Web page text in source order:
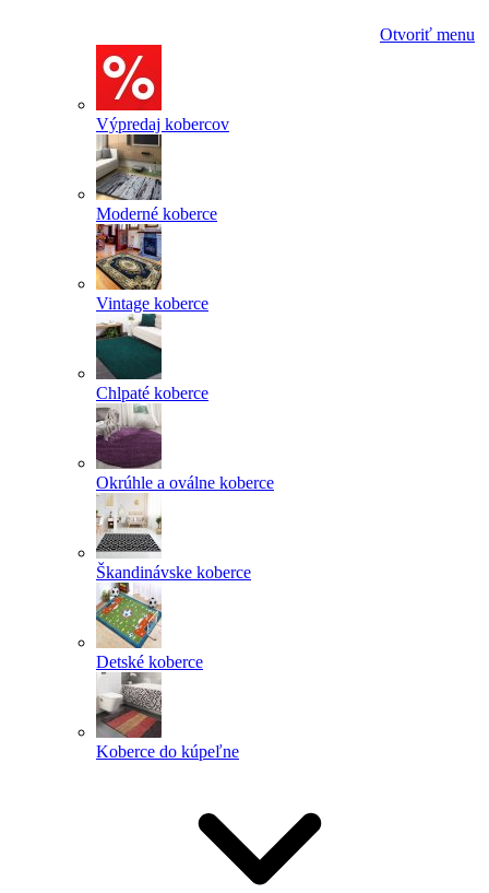
Otvoriť menu
Výpredaj kobercov
Moderné koberce
Vintage koberce
Chlpaté koberce
Okrúhle a oválne koberce
Škandinávske koberce
Detské koberce
Koberce do kúpeľne